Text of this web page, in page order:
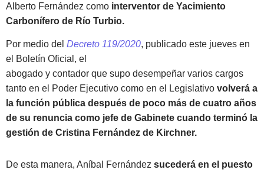
Alberto Fernández como interventor de Yacimiento
Carbonífero de Río Turbio.
Por medio del Decreto 119/2020, publicado este jueves en
el Boletín Oficial, el
abogado y contador que supo desempeñar varios cargos
tanto en el Poder Ejecutivo como en el Legislativo volverá a
la función pública después de poco más de cuatro años
de su renuncia como jefe de Gabinete cuando terminó la
gestión de Cristina Fernández de Kirchner.
De esta manera, Aníbal Fernández sucederá en el puesto